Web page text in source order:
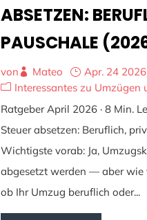
ABSETZEN:
PAUSCHALE
von Mateo
Apr. 24 2026
Interessantes zu Umzügen
Ratgeber April 2026 · 8 Min.
Steuer absetzen: Beruflich,
Wichtigste vorab: Ja,
abgesetzt werden — aber wie
ob Ihr Umzug beruflich oder...